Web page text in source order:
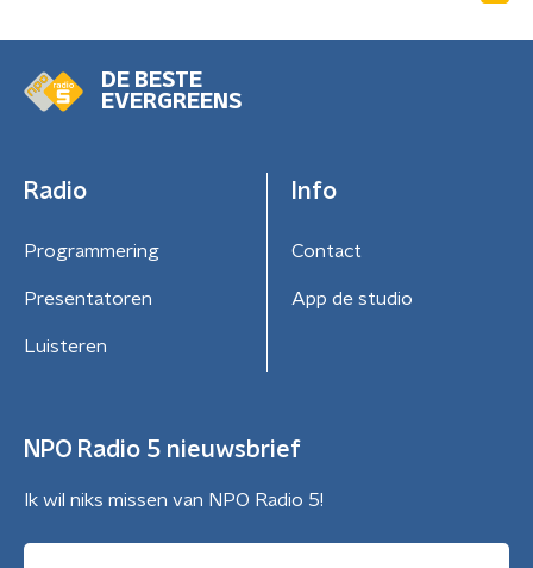
DE BESTE
EVERGREENS
Radio
Programmering
Presentatoren
Luisteren
Info
Contact
App de studio
NPO Radio 5 nieuwsbrief
Ik wil niks missen van NPO Radio 5!